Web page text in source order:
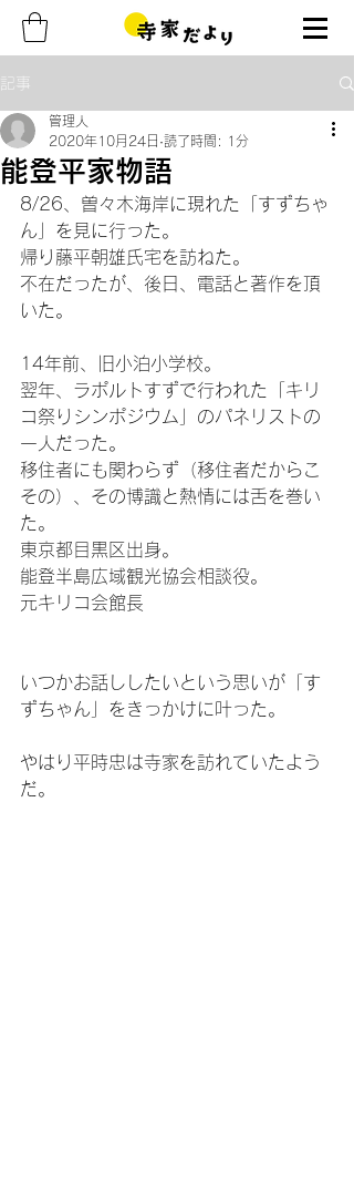
記事
能登平家物語
管理人
2020年10月24日 読了時間: 1分
8/26、曽々木海岸に現れた「すずちゃ
ん」を見に行った。
帰り藤平朝雄氏宅を訪ねた。
不在だったが、後日、電話と著作を頂
いた。
14年前、旧小泊小学校。
翌年、ラポルトすずで行われた「キリ
コ祭りシンポジウム」のパネリストの
一人だった。
移住者にも関わらず（移住者だからこ
その）、その博識と熱情には舌を巻い
た。
東京都目黒区出身。
能登半島広域観光協会相談役。
元キリコ会館長
いつかお話ししたいという思いが「す
ずちゃん」をきっかけに叶った。
やはり平時忠は寺家を訪れていたよう
だ。